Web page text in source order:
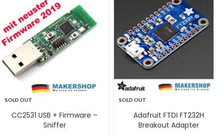
SOLD OUT
CC2531 USB + Firmware –
Sniffer
SOLD OUT
Adafruit FTDI FT232H
Breakout Adapter